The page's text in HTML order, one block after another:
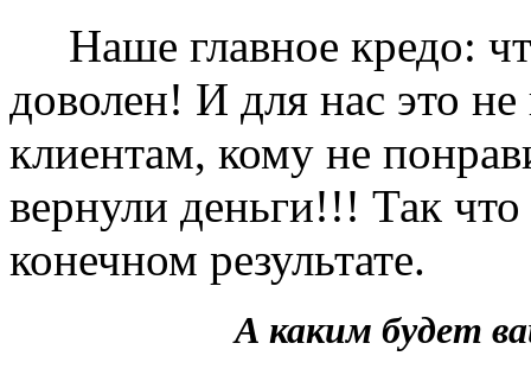
Наше главное кредо:
доволен! И для нас это
клиентам, кому не
вернули деньги!!! Так
конечном результате.
А каким будет